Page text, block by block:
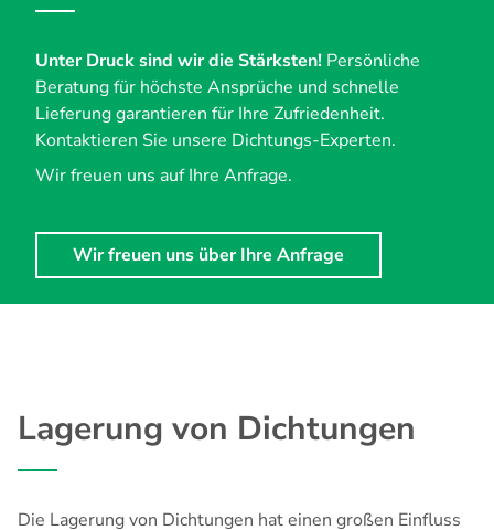
Unter Druck sind wir die Stärksten! Persönliche
Beratung für höchste Ansprüche und schnelle
Lieferung garantieren für Ihre Zufriedenheit.
Kontaktieren Sie unsere Dichtungs-Experten.
Wir freuen uns auf Ihre Anfrage.
Wir freuen uns über Ihre Anfrage
Lagerung von Dichtungen
Die Lagerung von Dichtungen hat einen großen Einfluss